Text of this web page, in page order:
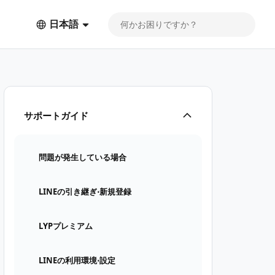
日本語
サポートガイド
問題が発生している場合
LINEの引き継ぎ⋅新規登録
LYPプレミアム
LINEの利用環境⋅設定